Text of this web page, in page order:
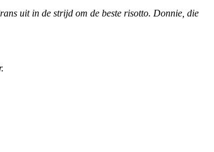
uit in de strijd om de beste risotto. Donnie, die